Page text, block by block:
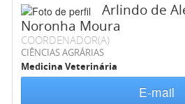
Arlindo de
Noronha Moura
COORDENADOR(A)
CIÊNCIAS AGRÁRIAS
Medicina Veterinária
E-mail